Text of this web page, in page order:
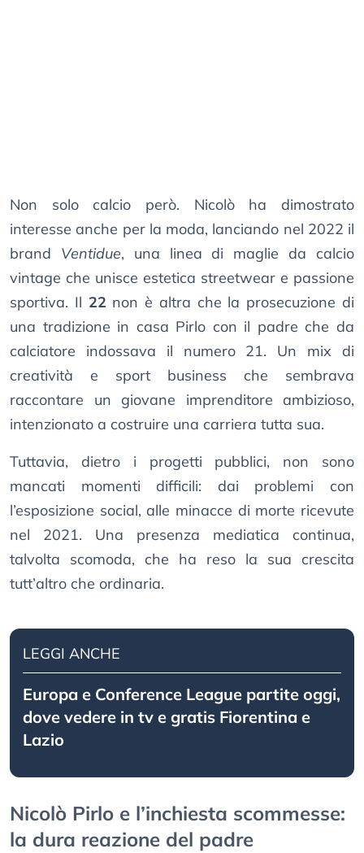
Non solo calcio però. Nicolò ha dimostrato
interesse anche per la moda, lanciando nel 2022 il
brand Ventidue, una linea di maglie da calcio
vintage che unisce estetica streetwear e passione
sportiva. Il 22 non è altra che la prosecuzione di
una tradizione in casa Pirlo con il padre che da
calciatore indossava il numero 21. Un mix di
creatività e sport business che sembrava
raccontare un giovane imprenditore ambizioso,
intenzionato a costruire una carriera tutta sua.
Tuttavia, dietro i progetti pubblici, non sono
mancati momenti difficili: dai problemi con
l’esposizione social, alle minacce di morte ricevute
nel 2021. Una presenza mediatica continua,
talvolta scomoda, che ha reso la sua crescita
tutt’altro che ordinaria.
LEGGI ANCHE
Europa e Conference League partite oggi,
dove vedere in tv e gratis Fiorentina e
Lazio
Nicolò Pirlo e l’inchiesta scommesse:
la dura reazione del padre